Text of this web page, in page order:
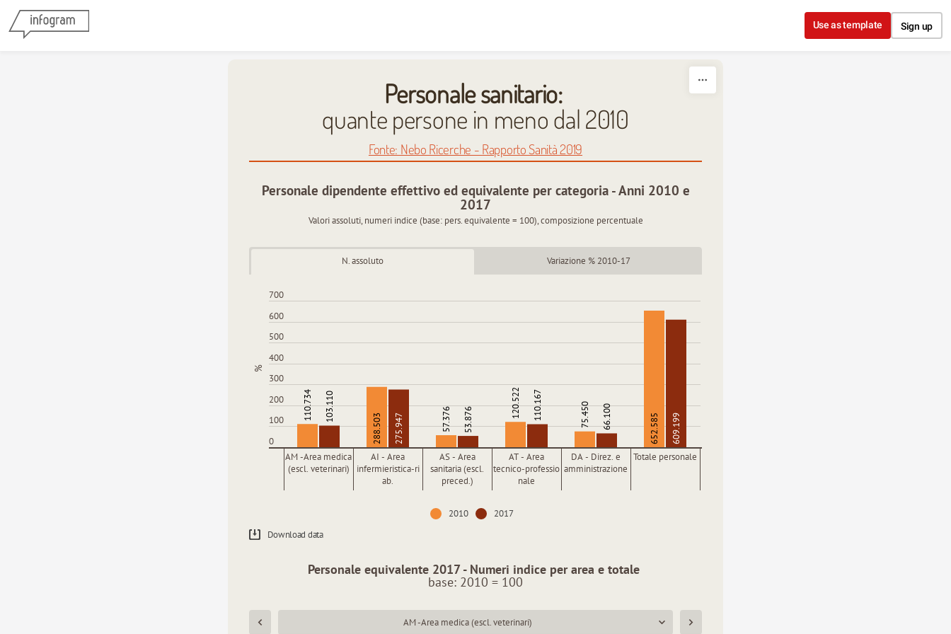
Use as template Sign up
Personale sanitario:
quante persone in meno dal 2010
Fonte: Nebo Ricerche - Rapporto Sanità 2019
Personale dipendente effettivo ed equivalente per categoria - Anni 2010 e
2017
Valori assoluti, numeri indice (base: pers. equivalente = 100), composizione percentuale
N. assoluto Variazione % 2010-17
700
600
500
400
300
200
100
0
AM -Area medica
(escl. veterinari)
AI - Area
infermieristica-ri
ab.
AS - Area
sanitaria (escl.
preced.)
AT - Area
tecnico-professio
nale
DA - Direz. e
amministrazione
Totale personale
110.734 103.110
288.503 275.947 57.376 53.876
120.522 110.167 75.450 66.100 652.585 609.199
%
2010
2017
Download data
Personale equivalente 2017 - Numeri indice per area e totale
base: 2010 = 100
AM -Area medica (escl. veterinari)